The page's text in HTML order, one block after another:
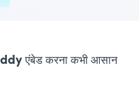
एंबेड करना कभी आसान